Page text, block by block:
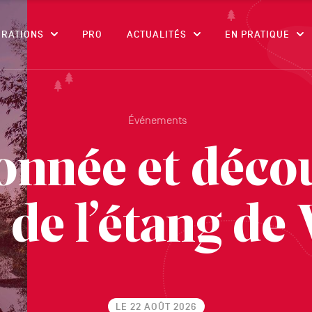
PRO ACTUALITÉS EN PRATIQUE
Événements
et
l’étang de
LE 22 AOÛT 2026